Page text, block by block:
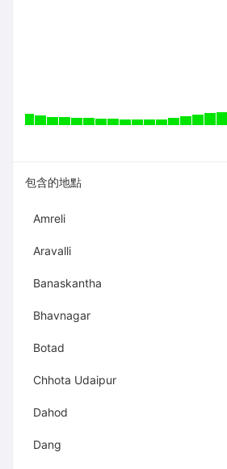
包含的地點
Amreli
Aravalli
Banaskantha
Bhavnagar
Botad
Chhota Udaipur
Dahod
Dang